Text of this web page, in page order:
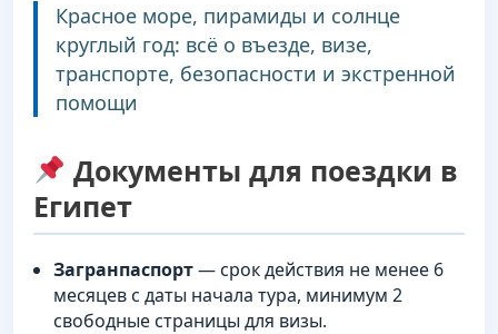
Красное море, пирамиды и солнце
круглый год: всё о въезде, визе,
транспорте, безопасности и экстренной
помощи
Документы для поездки в
Египет
Загранпаспорт— срок действия не менее 6
месяцев с даты начала тура, минимум 2
свободные страницы для визы.